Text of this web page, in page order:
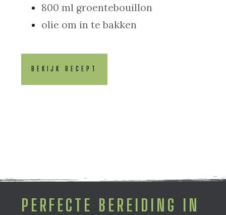
800 ml groentebouillon
olie om in te bakken
BEKIJK RECEPT
PERFECTE BEREIDING IN